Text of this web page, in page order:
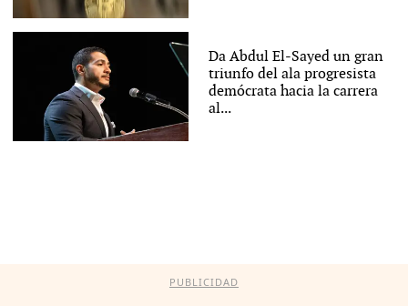
Da Abdul El-Sayed un gran
triunfo del ala progresista
demócrata hacia la carrera
al...
PUBLICIDAD